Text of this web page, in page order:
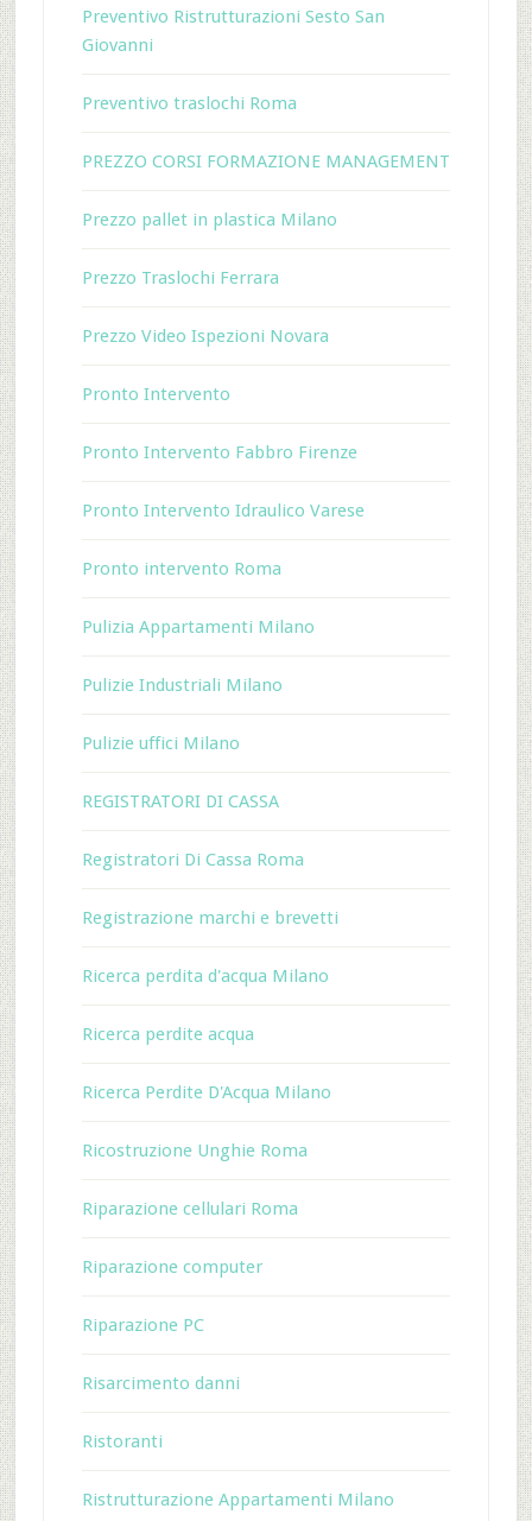
Preventivo Ristrutturazioni Sesto San
Giovanni
Preventivo traslochi Roma
PREZZO CORSI FORMAZIONE MANAGEMENT
Prezzo pallet in plastica Milano
Prezzo Traslochi Ferrara
Prezzo Video Ispezioni Novara
Pronto Intervento
Pronto Intervento Fabbro Firenze
Pronto Intervento Idraulico Varese
Pronto intervento Roma
Pulizia Appartamenti Milano
Pulizie Industriali Milano
Pulizie uffici Milano
REGISTRATORI DI CASSA
Registratori Di Cassa Roma
Registrazione marchi e brevetti
Ricerca perdita d'acqua Milano
Ricerca perdite acqua
Ricerca Perdite D'Acqua Milano
Ricostruzione Unghie Roma
Riparazione cellulari Roma
Riparazione computer
Riparazione PC
Risarcimento danni
Ristoranti
Ristrutturazione Appartamenti Milano